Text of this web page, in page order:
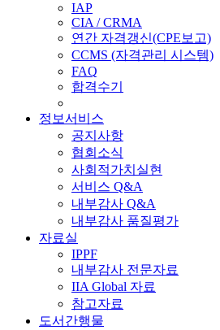
IAP
CIA / CRMA
연간 자격갱신(CPE보고)
CCMS (자격관리 시스템)
FAQ
합격수기
정보서비스
공지사항
협회소식
사회적가치실현
서비스 Q&A
내부감사 Q&A
내부감사 품질평가
자료실
IPPF
내부감사 전문자료
IIA Global 자료
참고자료
도서간행물